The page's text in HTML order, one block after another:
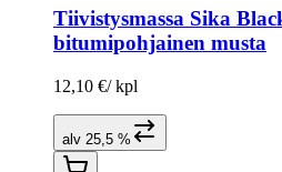
Tiivistysmassa Sika
bitumipohjainen musta
12,10 €/ kpl
alv 25,5 %